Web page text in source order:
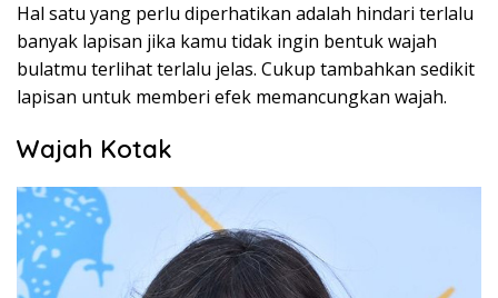
Hal satu yang perlu diperhatikan adalah hindari terlalu
banyak lapisan jika kamu tidak ingin bentuk wajah
bulatmu terlihat terlalu jelas. Cukup tambahkan sedikit
lapisan untuk memberi efek memancungkan wajah.
Wajah Kotak